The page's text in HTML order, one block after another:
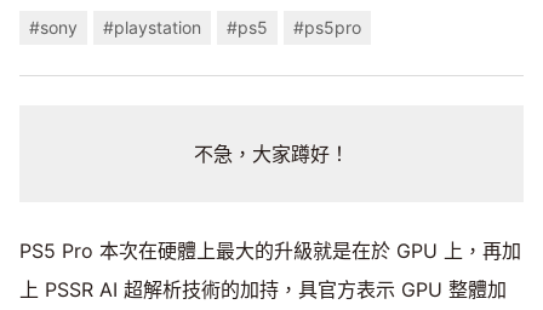
#sony #playstation #ps5 #ps5pro
不急，大家蹲好！
PS5 Pro 本次在硬體上最大的升級就是在於 GPU 上，再加
上 PSSR AI 超解析技術的加持，具官方表示 GPU 整體加